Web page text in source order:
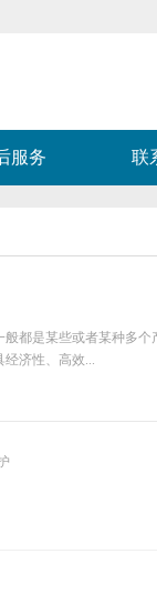
服务 联
都是某些或者某种多
济性、高效...